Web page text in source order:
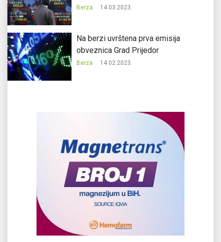
Berza 14.03.2023.
Na berzi uvrštena prva emisija
obveznica Grad Prijedor
Berza 14.02.2023.